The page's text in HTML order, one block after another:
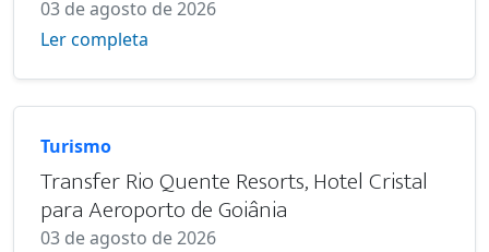
03 de agosto de 2026
Ler completa
Turismo
Transfer Rio Quente Resorts, Hotel Cristal
para Aeroporto de Goiânia
03 de agosto de 2026